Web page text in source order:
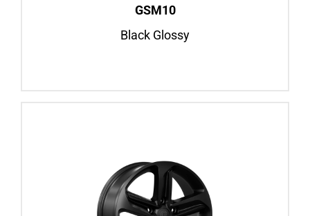
GSM10
Black Glossy
Felgenansicht
GSM10
Black Matt